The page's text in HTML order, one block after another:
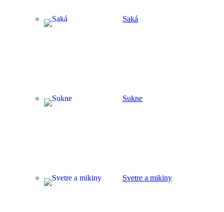
Saká
Sukne
Svetre a mikiny